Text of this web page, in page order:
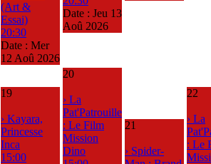
(Art &
Essai)
20:30
Date : Mer
12 Aoû 2026
Date : Jeu 13
Aoû 2026
19
› Kayara,
Princesse
Inca
15:00
20
› La
Pat'Patrouille
: Le Film
Mission
Dino
21
› Spider-
22
› La
: Le